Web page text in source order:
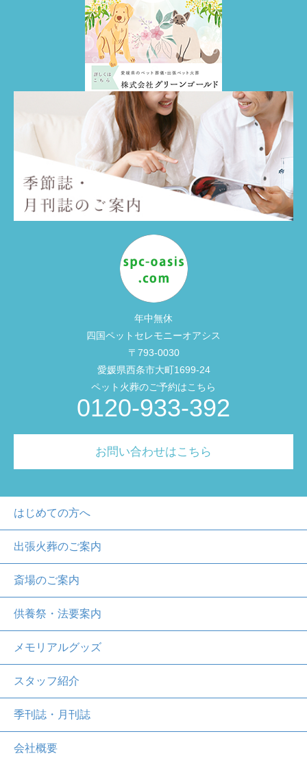
年中無休
四国ペットセレモニーオアシス
〒793-0030
愛媛県西条市大町1699-24
ペット火葬のご予約はこちら
0120-933-392
お問い合わせはこちら
はじめての方へ
出張火葬のご案内
斎場のご案内
供養祭・法要案内
メモリアルグッズ
スタッフ紹介
季刊誌・月刊誌
会社概要